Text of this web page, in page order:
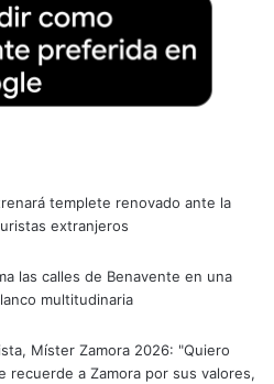
templete renovado ante la
extranjeros
las calles de Benavente en una
multitudinaria
Míster Zamora 2026: "Quiero
recuerde a Zamora por sus valores,